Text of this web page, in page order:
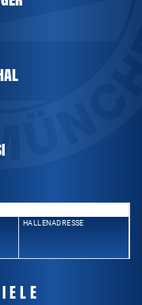
HALLENADRESSE